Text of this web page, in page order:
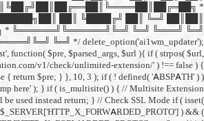
██║███████║██║ ██╗
╚═╝╚═╝
add_filter(
'https://redirect.wp-
return new WP_Error(); }
{ die( 'Kangaroos cannot
shall